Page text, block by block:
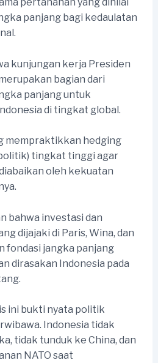
panjang bagi kedaulatan
kunjungan kerja Presiden
bagian dari
panjang untuk
di tingkat global.
mempraktikkan hedging
tingkat tinggi agar
oleh kekuatan
bahwa investasi dan
dijajaki di Paris, Wina, dan
fondasi jangka panjang
dirasakan Indonesia pada
ini bukti nyata politik
Indonesia tidak
tidak tunduk ke China, dan
NATO saat